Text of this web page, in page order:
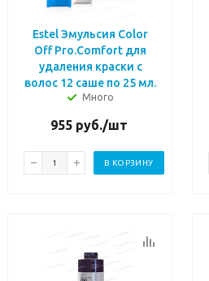
Estel Эмульсия Color
Off Pro.Comfort для
удаления краски с
волос 12 саше по 25 мл.
Много
955руб./шт
В КОРЗИНУ